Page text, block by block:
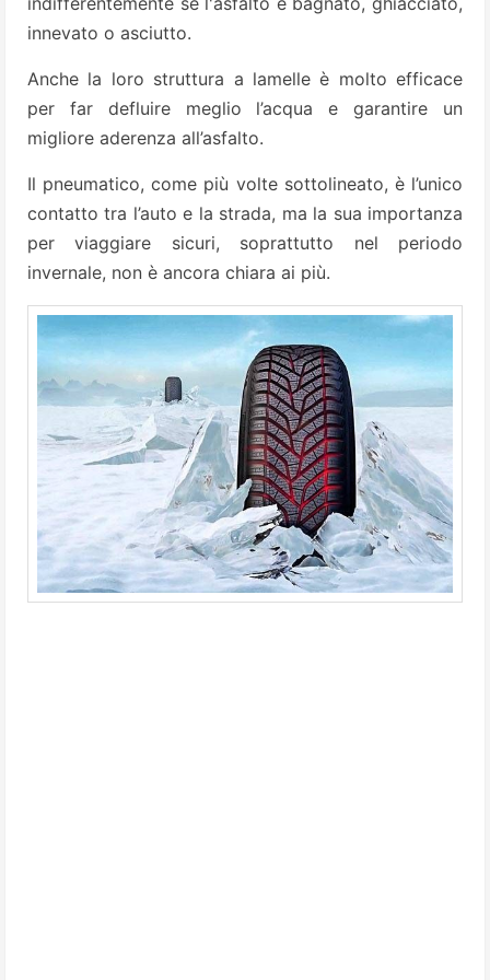
innevato o asciutto.
Anche la loro struttura a lamelle è molto efficace
per far defluire meglio l’acqua e garantire un
migliore aderenza all’asfalto.
Il pneumatico, come più volte sottolineato, è l’unico
contatto tra l’auto e la strada, ma la sua importanza
per viaggiare sicuri, soprattutto nel periodo
invernale, non è ancora chiara ai più.